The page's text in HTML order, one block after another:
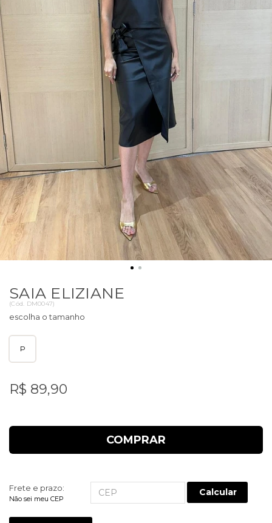
SAIA ELIZIANE
(Cód. DM0047)
P
R$ 89,90
COMPRAR
Frete e prazo:
Não sei meu CEP
Calcular